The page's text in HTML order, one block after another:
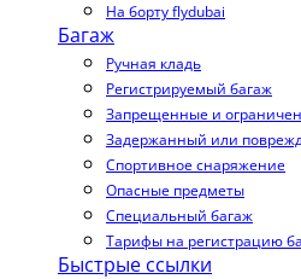
На борту flydubai
Багаж
Ручная кладь
Регистрируемый багаж
Запрещенные и
Задержанный или
Спортивное снаряжение
Опасные предметы
Специальный багаж
Тарифы на регистрацию
Быстрые ссылки